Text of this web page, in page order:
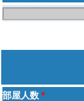
部屋人数 *